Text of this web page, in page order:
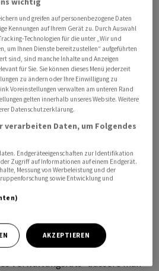
bei der Capri Sun Group
verschiedene HR-Positionen
Chief Human Resources Officer
unterstreichen wir die
Mitarbeitenden bei der
spielen,» wird
in der Mitteilung zitiert.
steigt
neuen Aufgabe beerbt, ging aus
«Die globale HR-Funktion
an den Group CEO», sagte eine
Zu Personalien «ausserhalb der
Verwaltungsrats» äussere man
und greifen auf personenbezogene Daten
Kennungen auf Ihrem Gerät zu. Durch Auswahl
Technologien für die unter „Wir und
um Ihnen Dienste bereitzustellen“ aufgeführten
sind, sind manche Inhalte und Anzeigen
für Sie. Sie können dieses Menü jederzeit
zu ändern oder Ihre Einwilligung zu
Voreinstellungen verwalten am unteren Rand
gelten innerhalb unseres Website. Weitere
Datenschutzerklärung.
verarbeiten Daten, um Folgendes
Endgeräteeigenschaften zur Identifikation
Zugriff auf Informationen auf einem Endgerät.
Messung von Werbeleistung und der
sowie Entwicklung und
AKZEPTIEREN